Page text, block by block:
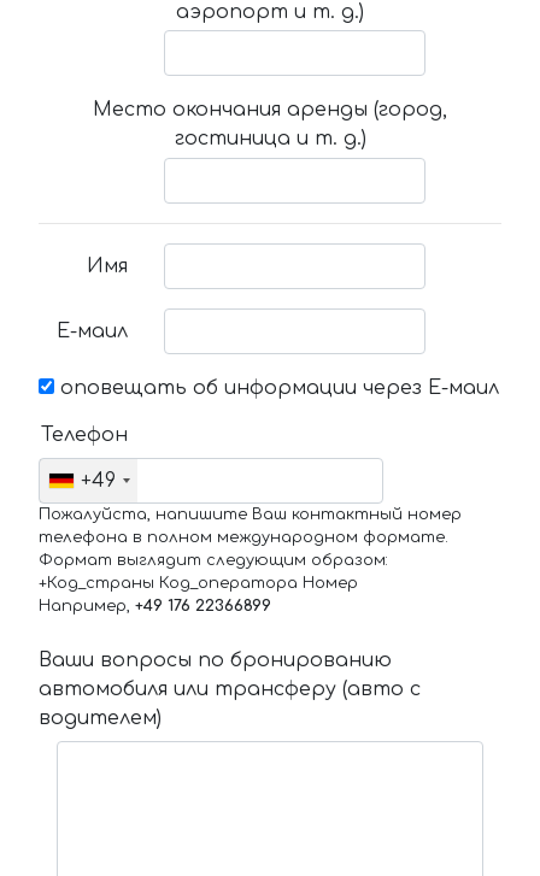
аэропорт и т. д.)
Место окончания аренды (город,
гостиница и т. д.)
Имя
Е-маил
оповещать об информации через Е-маил
Телефон
+49
Пожалуйста, напишите Ваш контактный номер
телефона в полном международном формате.
Формат выглядит следующим образом:
+Код_страны Код_оператора Номер
Например, +49 176 22366899
Ваши вопросы по бронированию
автомобиля или трансферу (авто с
водителем)